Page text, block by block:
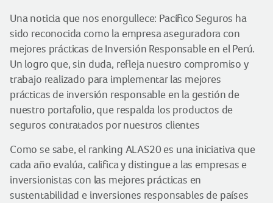
Una noticia que nos enorgullece: Pacífico Seguros ha
sido reconocida como la empresa aseguradora con
mejores prácticas de Inversión Responsable en el Perú.
Un logro que, sin duda, refleja nuestro compromiso y
trabajo realizado para implementar las mejores
prácticas de inversión responsable en la gestión de
nuestro portafolio, que respalda los productos de
seguros contratados por nuestros clientes
Como se sabe, el ranking ALAS20 es una iniciativa que
cada año evalúa, califica y distingue a las empresas e
inversionistas con las mejores prácticas en
sustentabilidad e inversiones responsables de países